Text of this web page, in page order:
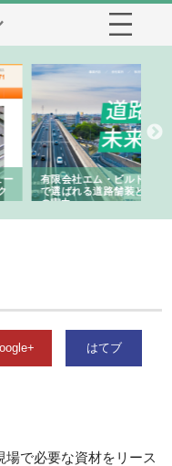
会社エム・ビルドが南多摩
ばれる道路舗装と土木工事
力
はてブ
場で必要な資材をリース